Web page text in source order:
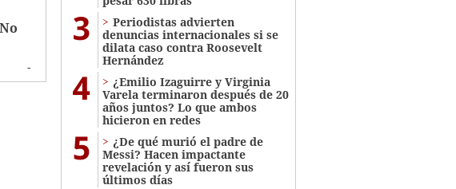
el
3
Periodistas advierten
denuncias internacionales si se
dilata caso contra Roosevelt
Hernández
4
¿Emilio Izaguirre y Virginia
Varela terminaron después de 20
años juntos? Lo que ambos
hicieron en redes
5
¿De qué murió el padre de
Messi? Hacen impactante
revelación y así fueron sus
últimos días